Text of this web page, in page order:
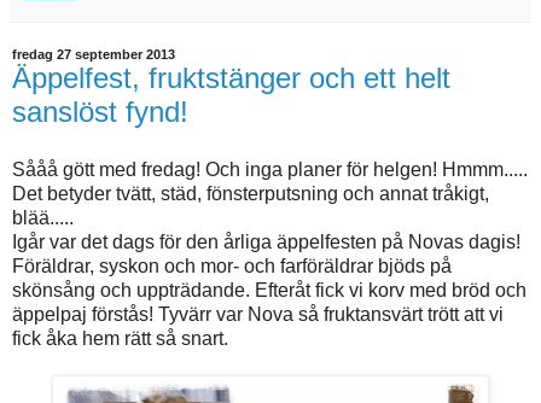
fredag 27 september 2013
Äppelfest, fruktstänger och ett helt
sanslöst fynd!
Sååå gött med fredag! Och inga planer för helgen! Hmmm.....
Det betyder tvätt, städ, fönsterputsning och annat tråkigt,
blää.....
Igår var det dags för den årliga äppelfesten på Novas dagis!
Föräldrar, syskon och mor- och farföräldrar bjöds på
skönsång och uppträdande. Efteråt fick vi korv med bröd och
äppelpaj förstås! Tyvärr var Nova så fruktansvärt trött att vi
fick åka hem rätt så snart.